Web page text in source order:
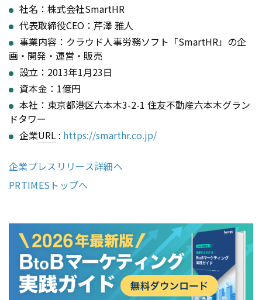
社名：株式会社SmartHR
代表取締役CEO：芹澤 雅人
事業内容：クラウド人事労務ソフト「SmartHR」の企
画・開発・運営・販売
設立：2013年1月23日
資本金：1億円
本社：東京都港区六本木3-2-1 住友不動産六本木グラン
ドタワー
企業URL : https://smarthr.co.jp/
企業プレスリリース詳細へ
PRTIMESトップへ